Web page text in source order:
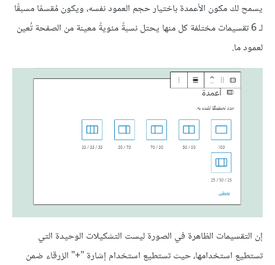
يسمح لك مكون الأعمدة باختيار حجم العمود نفسه، ويكون مُقسمًا مسبقًا
لـ 6 تقسيمات مختلفة كل منها يحتل نسبةً مئويةً معينة من الصفحة تُعين
لعمود ما.
إن التقسيمات الظاهرة في الصورة ليست التشكيلات الوحيدة التي
تستطيع استخدامها، حيث تستطيع استخدام إشارة "+" الزرقاء ضمن